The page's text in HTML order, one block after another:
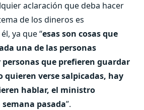
aclaración que deba hacer
de los dineros es
ya que “esas son cosas que
una de las personas
que prefieren guardar
quieren verse salpicadas, hay
hablar, el ministro
pasada”.